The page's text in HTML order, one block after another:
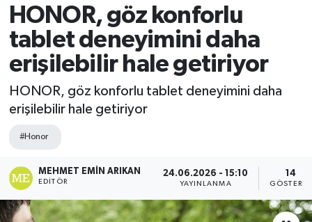
HONOR, göz konforlu
tablet deneyimini daha
erişilebilir hale getiriyor
HONOR, göz konforlu tablet deneyimini daha
erişilebilir hale getiriyor
#Honor
MEHMET EMIN ARIKAN
EDITÖR
24.06.2026 - 15:10
YAYINLANMA
14
GÖSTERIM
Tüm Manşetler
Son Dakika Haberleri